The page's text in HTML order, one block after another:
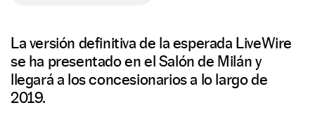
La versión definitiva de la esperada LiveWire
se ha presentado en el Salón de Milán y
llegará a los concesionarios a lo largo de
2019.